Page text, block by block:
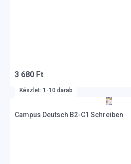
3 680 Ft
Készlet: 1-10 darab
Campus Deutsch B2-C1 Schreiben